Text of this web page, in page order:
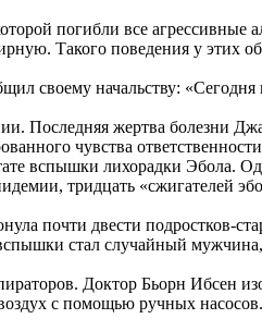
погибли все агрессивные
Такого поведения у этих
своему начальству: «Сегодня
Последняя жертва болезни
чувства
вспышки лихорадки Эбола.
тридцать «сжигателей
почти двести подростков-
стал случайный
Доктор Бьорн Ибсен
с помощью ручных